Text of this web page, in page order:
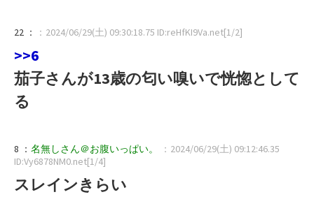
22 ： ：2024/06/29(土) 09:30:18.75 ID:reHfKI9Va.net[1/2]
>>6
茄子さんが13歳の匂い嗅いで恍惚として
る
8 ： 名無しさん＠お腹いっぱい。
：2024/06/29(土) 09:12:46.35
ID:Vy6878NM0.net[1/4]
スレインきらい